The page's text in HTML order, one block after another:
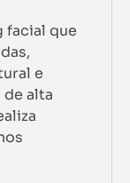
facial que
e
alta